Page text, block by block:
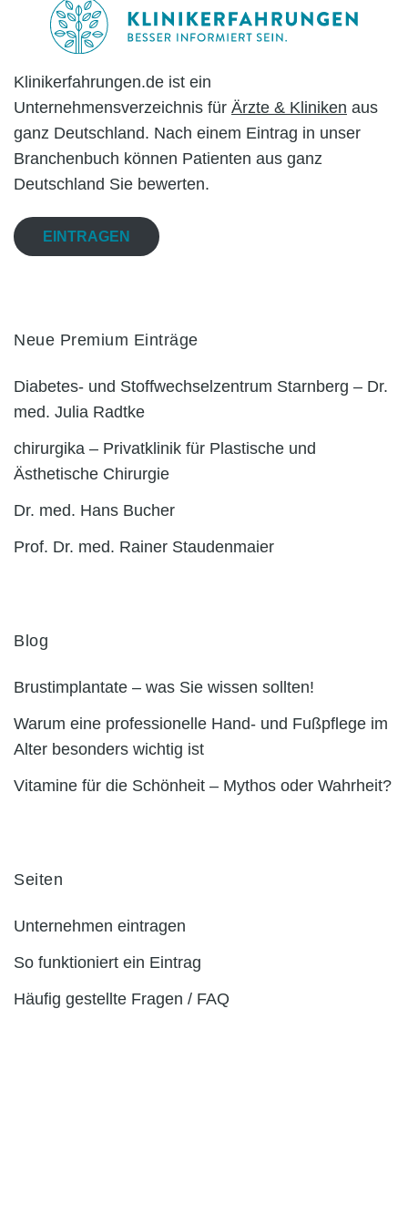
Klinikerfahrungen.de ist ein
Unternehmensverzeichnis für Ärzte & Kliniken aus
ganz Deutschland. Nach einem Eintrag in unser
Branchenbuch können Patienten aus ganz
Deutschland Sie bewerten.
EINTRAGEN
Neue Premium Einträge
Diabetes- und Stoffwechselzentrum Starnberg – Dr.
med. Julia Radtke
chirurgika – Privatklinik für Plastische und
Ästhetische Chirurgie
Dr. med. Hans Bucher
Prof. Dr. med. Rainer Staudenmaier
Blog
Brustimplantate – was Sie wissen sollten!
Warum eine professionelle Hand- und Fußpflege im
Alter besonders wichtig ist
Vitamine für die Schönheit – Mythos oder Wahrheit?
Seiten
Unternehmen eintragen
So funktioniert ein Eintrag
Häufig gestellte Fragen / FAQ